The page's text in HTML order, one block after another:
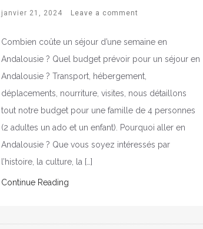
janvier 21, 2024 Leave a comment
Combien coûte un séjour d’une semaine en
Andalousie ? Quel budget prévoir pour un séjour en
Andalousie ? Transport, hébergement,
déplacements, nourriture, visites, nous détaillons
tout notre budget pour une famille de 4 personnes
(2 adultes un ado et un enfant). Pourquoi aller en
Andalousie ? Que vous soyez intéressés par
l’histoire, la culture, la […]
Continue Reading